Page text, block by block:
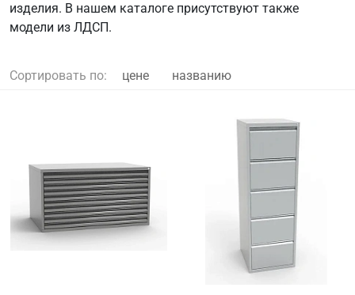
изделия. В нашем каталоге присутствуют также
модели из ЛДСП.
Сортировать по: цене названию